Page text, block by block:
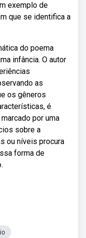
exemplo de
que se identifica a
do poema
infância. O autor
as
os gêneros
é
por uma
sobre a
ou níveis procura
forma de